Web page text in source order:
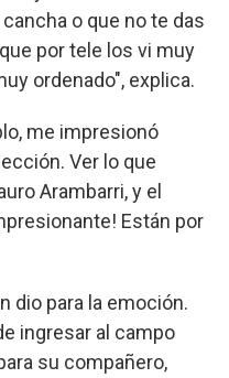
o que no te das
por tele los vi muy
ordenado", explica.
me impresionó
Ver lo que
Arambarri, y el
Están por
dio para la emoción.
ingresar al campo
su compañero,